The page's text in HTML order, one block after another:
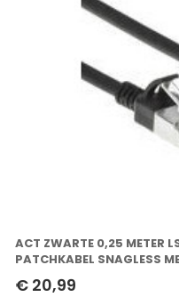
ACT ZWARTE 0,25 METER
PATCHKABEL SNAGLESS
€ 20,99